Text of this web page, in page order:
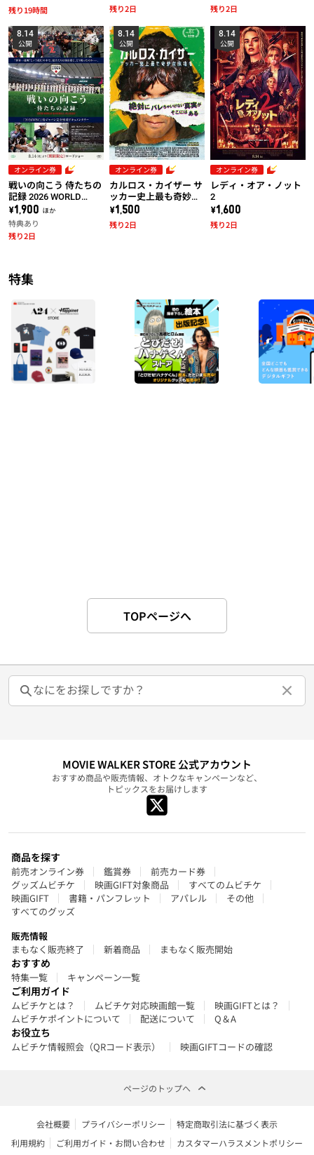
残り19時間
残り2日
ティーヴ・ウィンウッ
ド：ライヴ・アット・
マディソン・スクエ
ア・ガーデン2008」
残り2日
8.14
公開
オンライン券
戦いの向こう 侍たちの
記録 2026 WORLD
BASEBALL CLASSIC
\1,900 ほか
特典あり
残り2日
8.14
公開
オンライン券
カルロス・カイザー サ
ッカー史上最も奇妙な
成功者
\1,500
残り2日
8.14
公開
オンライン券
レディ・オア・ノット
2
\1,600
残り2日
特集
TOPページへ
MOVIE WALKER STORE 公式アカウント
おすすめ商品や販売情報、オトクなキャンペーンなど、
トピックスをお届けします
商品を探す
前売オンライン券 鑑賞券
前売カード券
グッズムビチケ
映画GIFT対象商品
すべてのムビチケ
映画GIFT
書籍・パンフレット アパレル
その他
すべてのグッズ
販売情報
まもなく販売終了
新着商品 まもなく販売開始
おすすめ
特集一覧 キャンペーン一覧
ご利用ガイド
ムビチケとは？ ムビチケ対応映画館一覧
映画GIFTとは？
ムビチケポイントについて
配送について Q＆A
お役立ち
ムビチケ情報照会（QRコード表示） 映画GIFTコードの確認
ページのトップへ
会社概要 プライバシーポリシー
特定商取引法に基づく表示
利用規約
ご利用ガイド・お問い合わせ カスタマーハラスメントポリシー